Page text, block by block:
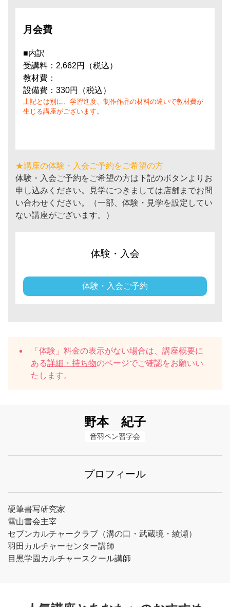
月会費
■内訳
受講料：2,662円（税込）
教材費：
設備費：330円（税込）
上記とは別に、学習進度、制作作品の材料の違いで教材費が
生じる講座がございます。
★講座の体験・入会ご予約をご希望の方
体験・入会ご予約をご希望の方は下記のボタンよりお
申し込みください。見学につきましては店舗までお問
い合わせください。（一部、体験・見学を設定してい
ない講座がございます。）
体験・入会
体験・入会ご予約
「体験」料金の表示がない場合は、講座概要に
ある詳細・持ち物のページでご確認をお願いい
たします。
野本 紀子
音羽ペン習字会
プロフィール
硬筆書写研究家
雪山書会主宰
セブンカルチャークラブ（溝の口・武蔵境・綾瀬）
羽田カルチャーセンター講師
目黒学園カルチャースクール講師